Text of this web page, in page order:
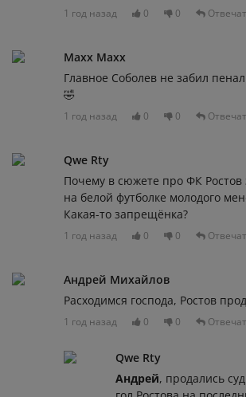
1 год назад 0 0
Maxx Maxx
Главное Соболев не забил
🤣
1 год назад 0 0
Qwe Rty
Почему в сюжете про ФК Ростов
на белой футболке молодого
Какая-то запрещёнка?
1 год назад 0 0
Андрей Михайлов
Расходимся господа, Ростов
1 год назад 0 0
Qwe Rty
Андрей, продались